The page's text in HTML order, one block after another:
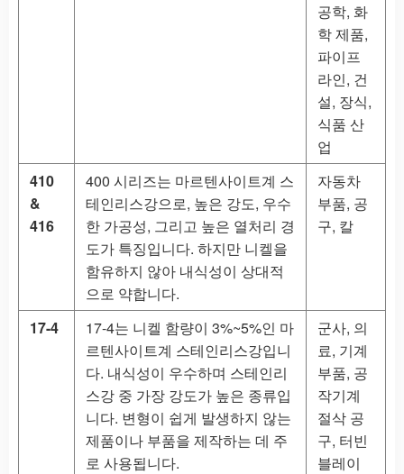
공학, 화
학 제품,
파이프
라인, 건
설, 장식,
식품 산
업
410
&
416
400 시리즈는 마르텐사이트계 스
테인리스강으로, 높은 강도, 우수
한 가공성, 그리고 높은 열처리 경
도가 특징입니다. 하지만 니켈을
함유하지 않아 내식성이 상대적
으로 약합니다.
자동차
부품, 공
구, 칼
17-4
17-4는 니켈 함량이 3%~5%인 마
르텐사이트계 스테인리스강입니
다. 내식성이 우수하며 스테인리
스강 중 가장 강도가 높은 종류입
니다. 변형이 쉽게 발생하지 않는
제품이나 부품을 제작하는 데 주
로 사용됩니다.
군사, 의
료, 기계
부품, 공
작기계
절삭 공
구, 터빈
블레이